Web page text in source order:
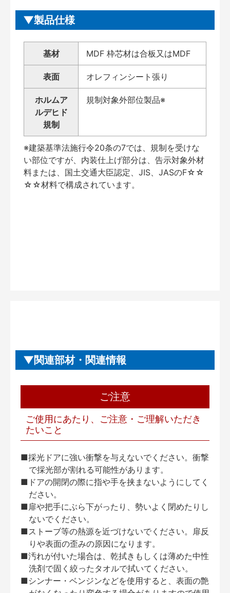
製品仕様
基材 MDF 枠芯材は合板又はMDF
表面 オレフィンシート張り
ホルムア
ルデヒド
規制
規制対象外部位製品※
※建築基準法施行令20条の7では、規制を受けな
い部位ですが、内装仕上げ部分は、告示対象外材
料または、国土交通大臣認定、JIS、JASのF☆☆
☆☆材料で構成されています。
関連部材・関連情報
ご注意
ご使用にあたり、ご注意・ご理解いただき
たいこと
■採光ドアに強い衝撃を与えないでください。衝撃
で採光部が割れる可能性があります。
■ドアの開閉の際に指や手を挟まないようにしてく
ださい。
■扉や把手にぶら下がったり、勢いよく閉めたりし
ないでください。
■ストーブ等の熱源を近づけないでください。扉反
りや表面の歪みの原因になります。
■汚れが付いた場合は、乾拭きもしくは薄めた中性
洗剤で固く絞ったタオルで拭いてください。
■シンナー・ベンジンなどを使用すると、表面の艶